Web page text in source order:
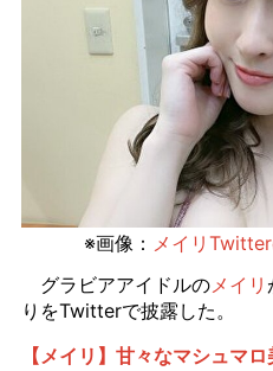
※画像： メイリ
グラビアアイドルのメイリ
りをTwitterで披露した。
【メイリ】甘々なマシュマロ